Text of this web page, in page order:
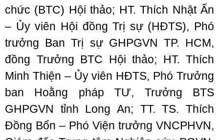
chức (BTC) Hội thảo; HT. Thích Nhật Ấn
– Ủy viên Hội đồng Trị sự (HĐTS), Phó
trưởng Ban Trị sự GHPGVN TP. HCM,
đồng Trưởng BTC Hội thảo; HT. Thích
Minh Thiện – Ủy viên HĐTS, Phó Trưởng
ban Hoằng pháp TƯ, Trưởng BTS
GHPGVN tỉnh Long An; TT. TS. Thích
Đồng Bổn – Phó Viện trưởng VNCPHVN,